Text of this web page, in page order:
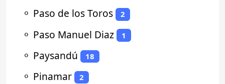
⚬ Paso de los Toros 2
⚬ Paso Manuel Diaz 1
⚬ Paysandú 18
⚬ Pinamar 2